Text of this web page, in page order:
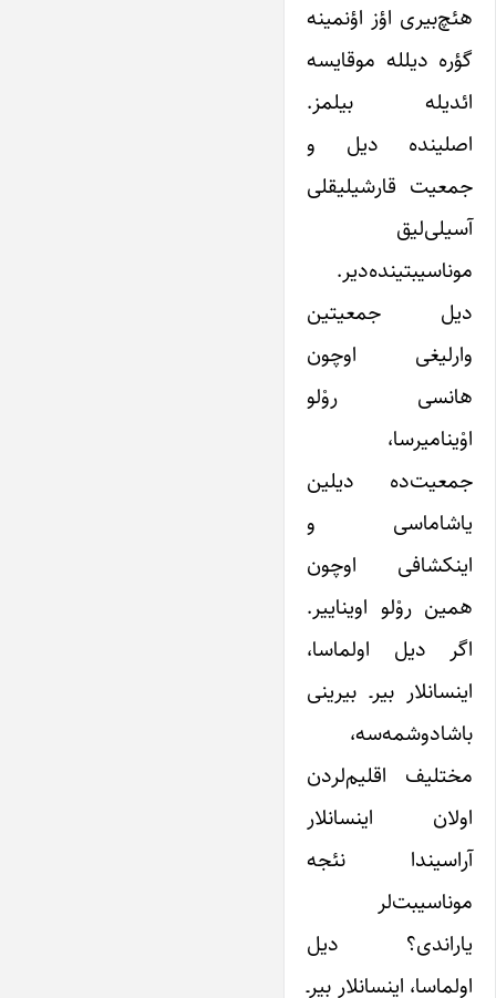
هئچ‌بیری اؤز اؤنمینه
گؤره دیلله موقایسه
ائدیله‌ بیلمز.
اصلینده دیل و
جمعیت قارشیلیقلی
آسیلی‌لیق
موناسیبتینده‌دیر.
دیل جمعیتین
وارلیغی اوچون
هانسی روْلو
اوْینامیرسا،
جمعیت‌ده دیلین
یاشاماسی و
اینکشافی اوچون
همین روْلو اویناییر.
اگر دیل اولماسا،
اینسانلار بیرـ بیرینی
باشادوشمه‌سه،
مختلیف اقلیم‌لردن
اولان اینسانلار
آراسیندا نئجه
موناسیبت‌لر
یاراندی؟ دیل
اولماسا، اینسانلار بیرـ‌